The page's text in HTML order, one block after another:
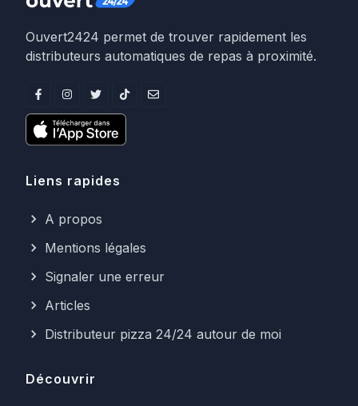
Ouvert2424 permet de trouver rapidement les
distributeurs automatiques de repas à proximité.
Liens rapides
A propos
Mentions légales
Signaler une erreur
Articles
Distributeur pizza 24/24 autour de moi
Découvrir